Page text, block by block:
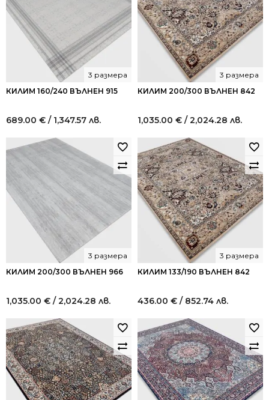
КИЛИМ 160/240 ВЪЛНЕН 915
3 размера
689.00 € / 1,347.57 лв.
КИЛИМ 200/300 ВЪЛНЕН 842
3 размера
1,035.00 € / 2,024.28 лв.
КИЛИМ 200/300 ВЪЛНЕН 966
3 размера
1,035.00 € / 2,024.28 лв.
КИЛИМ 133/190 ВЪЛНЕН 842
3 размера
436.00 € / 852.74 лв.